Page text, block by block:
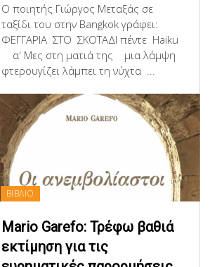
Ο ποιητής Γιώργος Μεταξάς σε
ταξίδι του στην Bangkok γράφει:
ΦΕΓΓΑΡΙΑ ΣΤΟ ΣΚΟΤΑΔΙ πέντε Haiku
α' Μες στη ματιά της μια λάμψη
φτερουγίζει λάμπει τη νύχτα ...
ΒΙΒΛΙΟ
Mario Garefo: Τρέφω βαθιά
εκτίμηση για τις